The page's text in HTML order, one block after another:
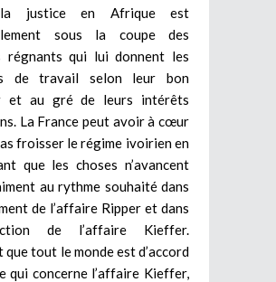
justice en Afrique est
sous la coupe des
régnants qui lui donnent les
de travail selon leur bon
et au gré de leurs intérêts
La France peut avoir à cœur
froisser le régime ivoirien en
que les choses n’avancent
au rythme souhaité dans
de l’affaire Ripper et dans
de l’affaire Kieffer.
que tout le monde est d’accord
qui concerne l’affaire Kieffer,